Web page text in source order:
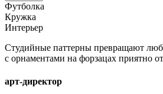
Футболка
Кружка
Интерьер
Студийные паттерны превращают
с орнаментами на форзацах приятно
арт-директор